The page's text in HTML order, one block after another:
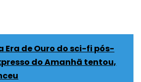
Era de Ouro do sci-fi pós-
do Amanhã tentou,